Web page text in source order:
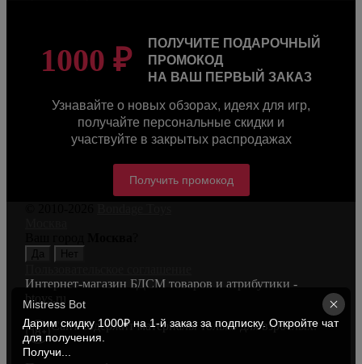
1000 ₽
ПОЛУЧИТЕ ПОДАРОЧНЫЙ
ПРОМОКОД
НА ВАШ ПЕРВЫЙ ЗАКАЗ
Узнавайте о новых обзорах, идеях для игр,
получайте персональные скидки и
участвуйте в закрытых распродажах
Получить промокод
Интернет-магазин БДСМ товаров и атрибутики -
btoys.ru
Сайт содержит материалы только для взрослых.
Mistress Bot
Дарим скидку 1000₽ на 1-й заказ за подписку. Откройте чат
для получения.
Получи...